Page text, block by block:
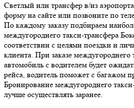
Светлый или трансфер в/из
форму на сайте или позвоните по
По каждому заказу подбираем
междугороднего такси-трансфера
соответствии с целями поездки и
клиента. При заказе междугороднего
автомобиль с водителем будет
рейса, водитель поможет с багажом
Бронирование междугороднего
лучше осуществлять заранее.